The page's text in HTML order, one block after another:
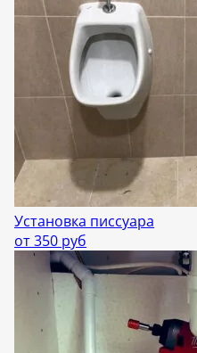
Установка писсуара
от 350 руб